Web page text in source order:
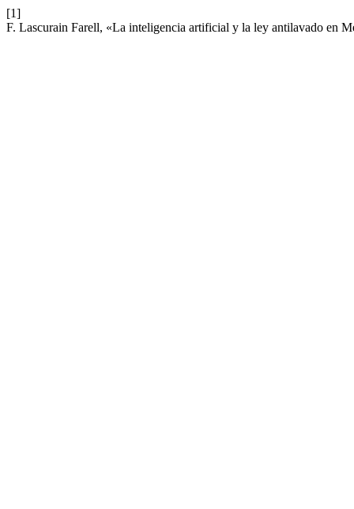
[1]
F. Lascurain Farell, «La inteligencia artificial y la ley antilavado en